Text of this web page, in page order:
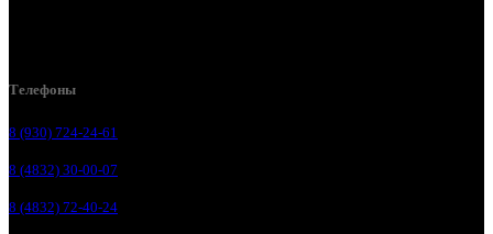
Телефоны
8 (930) 724-24-61
8 (4832) 30-00-07
8 (4832) 72-40-24